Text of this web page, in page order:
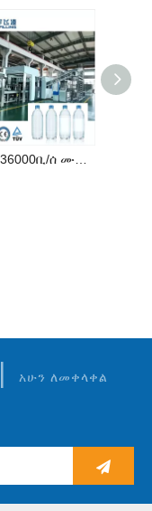
| አሁን ለመቀላቀል